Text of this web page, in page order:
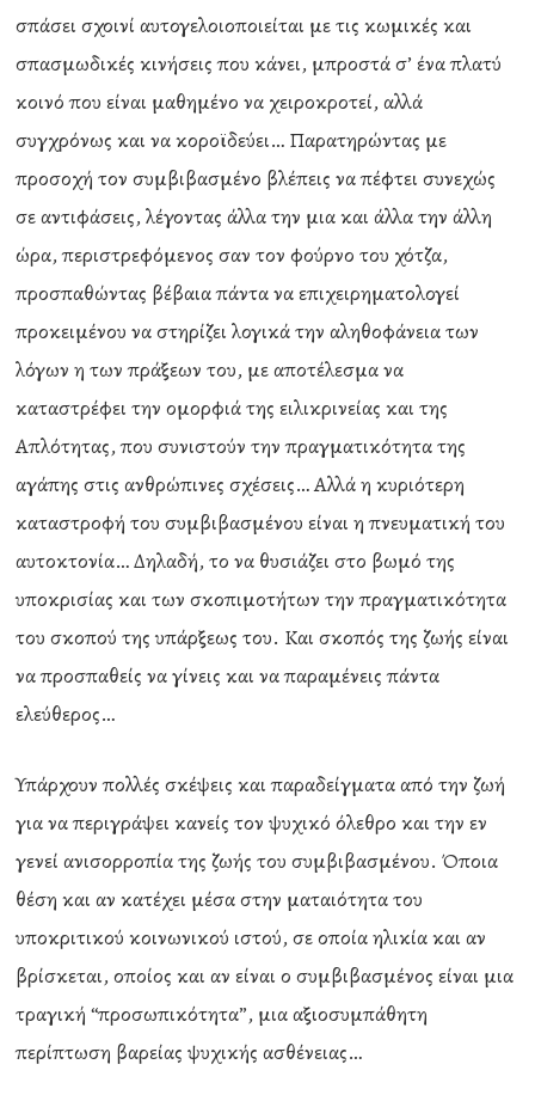
σπάσει σχοινί αυτογελοιοποιείται με τις κωμικές και
σπασμωδικές κινήσεις που κάνει, μπροστά σ’ ένα πλατύ
κοινό που είναι μαθημένο να χειροκροτεί, αλλά
συγχρόνως και να κοροϊδεύει… Παρατηρώντας με
προσοχή τον συμβιβασμένο βλέπεις να πέφτει συνεχώς
σε αντιφάσεις, λέγοντας άλλα την μια και άλλα την άλλη
ώρα, περιστρεφόμενος σαν τον φούρνο του χότζα,
προσπαθώντας βέβαια πάντα να επιχειρηματολογεί
προκειμένου να στηρίζει λογικά την αληθοφάνεια των
λόγων η των πράξεων του, με αποτέλεσμα να
καταστρέφει την ομορφιά της ειλικρινείας και της
Απλότητας, που συνιστούν την πραγματικότητα της
αγάπης στις ανθρώπινες σχέσεις… Αλλά η κυριότερη
καταστροφή του συμβιβασμένου είναι η πνευματική του
αυτοκτονία… Δηλαδή, το να θυσιάζει στο βωμό της
υποκρισίας και των σκοπιμοτήτων την πραγματικότητα
του σκοπού της υπάρξεως του. Και σκοπός της ζωής είναι
να προσπαθείς να γίνεις και να παραμένεις πάντα
ελεύθερος…
Υπάρχουν πολλές σκέψεις και παραδείγματα από την ζωή
για να περιγράψει κανείς τον ψυχικό όλεθρο και την εν
γενεί ανισορροπία της ζωής του συμβιβασμένου. Όποια
θέση και αν κατέχει μέσα στην ματαιότητα του
υποκριτικού κοινωνικού ιστού, σε οποία ηλικία και αν
βρίσκεται, οποίος και αν είναι ο συμβιβασμένος είναι μια
τραγική “προσωπικότητα”, μια αξιοσυμπάθητη
περίπτωση βαρείας ψυχικής ασθένειας…